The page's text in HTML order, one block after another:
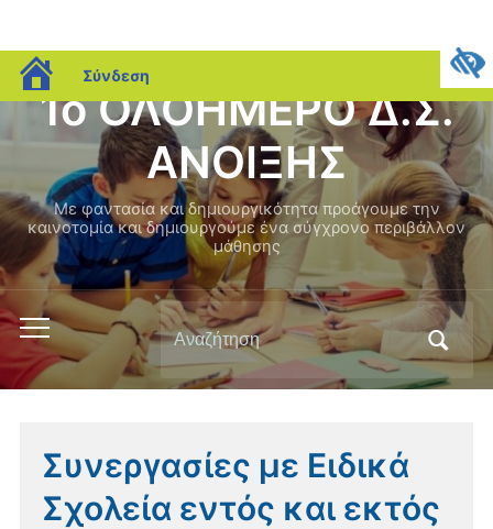
blogs.sch.gr
Σύνδεση
1ο ΟΛΟΗΜΕΡΟ Δ.Σ.
ΑΝΟΙΞΗΣ
Με φαντασία και δημιουργικότητα προάγουμε την
καινοτομία και δημιουργούμε ένα σύγχρονο περιβάλλον
μάθησης
Εναλλαγή
του
μενού
κινητά
Αναζήτηση
για:
Συνεργασίες με Ειδικά
Σχολεία εντός και εκτός